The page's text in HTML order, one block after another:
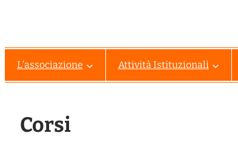
L’associazione Attività Istituzionali
Corsi